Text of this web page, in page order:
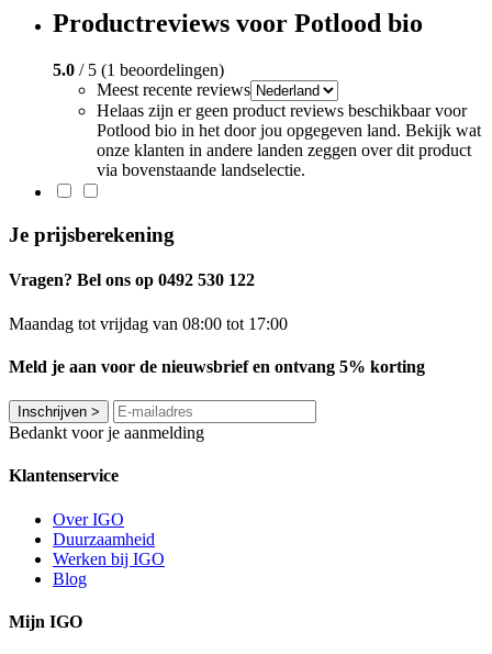
Productreviews voor Potlood bio
5.0 / 5 (1 beoordelingen)
Meest recente reviews
Helaas zijn er geen product reviews beschikbaar voor
Potlood bio in het door jou opgegeven land. Bekijk wat
onze klanten in andere landen zeggen over dit product
via bovenstaande landselectie.
Je prijsberekening
Vragen? Bel ons op 0492 530 122
Maandag tot vrijdag van 08:00 tot 17:00
Meld je aan voor de nieuwsbrief en ontvang 5% korting
Inschrijven >
Bedankt voor je aanmelding
Klantenservice
Over IGO
Duurzaamheid
Werken bij IGO
Blog
Mijn IGO